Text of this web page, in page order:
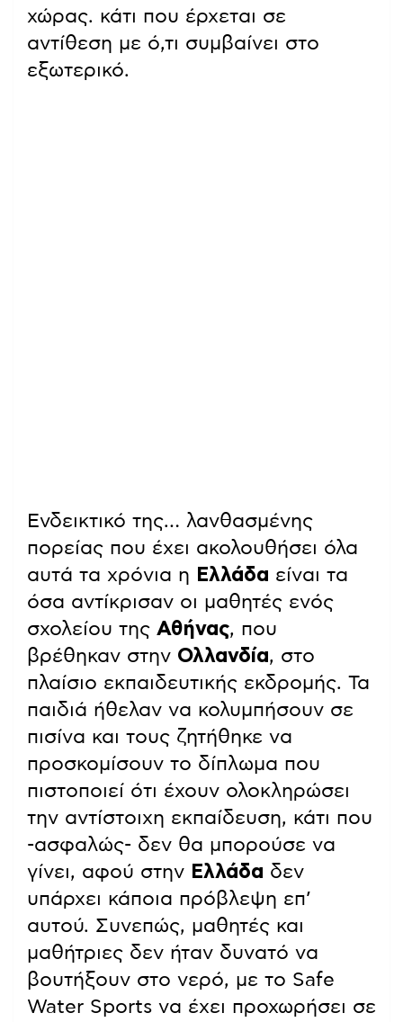
χώρας. κάτι που έρχεται σε
αντίθεση με ό,τι συμβαίνει στο
εξωτερικό.
Ενδεικτικό της… λανθασμένης
πορείας που έχει ακολουθήσει όλα
αυτά τα χρόνια η Ελλάδα είναι τα
όσα αντίκρισαν οι μαθητές ενός
σχολείου της Αθήνας, που
βρέθηκαν στην Ολλανδία, στο
πλαίσιο εκπαιδευτικής εκδρομής. Τα
παιδιά ήθελαν να κολυμπήσουν σε
πισίνα και τους ζητήθηκε να
προσκομίσουν το δίπλωμα που
πιστοποιεί ότι έχουν ολοκληρώσει
την αντίστοιχη εκπαίδευση, κάτι που
-ασφαλώς- δεν θα μπορούσε να
γίνει, αφού στην Ελλάδα δεν
υπάρχει κάποια πρόβλεψη επ’
αυτού. Συνεπώς, μαθητές και
μαθήτριες δεν ήταν δυνατό να
βουτήξουν στο νερό, με το Safe
Water Sports να έχει προχωρήσει σε